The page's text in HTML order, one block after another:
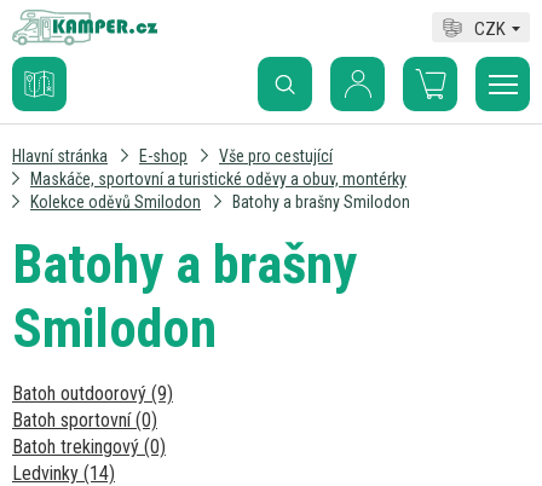
CZK
Hlavní stránka E-shop
Vše pro cestující
Maskáče, sportovní a turistické oděvy a obuv, montérky
Kolekce oděvů Smilodon
Batohy a brašny Smilodon
Batohy a brašny
Smilodon
Batoh outdoorový (9)
Batoh sportovní (0)
Batoh trekingový (0)
Ledvinky (14)